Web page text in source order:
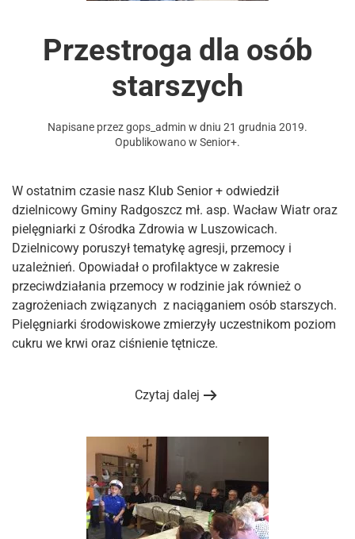
Przestroga dla osób
starszych
Napisane przezgops_admin w dniu 21 grudnia 2019.
Opublikowano w Senior+.
W ostatnim czasie nasz Klub Senior + odwiedził
dzielnicowy Gminy Radgoszcz mł. asp. Wacław Wiatr oraz
pielęgniarki z Ośrodka Zdrowia w Luszowicach.
Dzielnicowy poruszył tematykę agresji, przemocy i
uzależnień. Opowiadał o profilaktyce w zakresie
przeciwdziałania przemocy w rodzinie jak również o
zagrożeniach związanych z naciąganiem osób starszych.
Pielęgniarki środowiskowe zmierzyły uczestnikom poziom
cukru we krwi oraz ciśnienie tętnicze.
Czytaj dalej